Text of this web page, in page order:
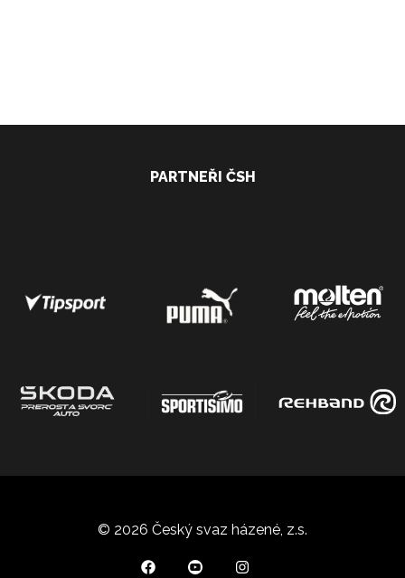
PARTNEŘI ČSH
© 2026 Český svaz házené, z.s.